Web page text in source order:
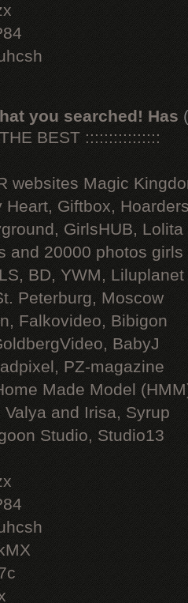
you searched! Has
BEST ::::::::::::::::
websites Magic
Heart, Giftbox,
GirlsHUB, Lolita
and 20000 photos
BD, YWM, Liluplanet
Peterburg, Moscow
Falkovideo, Bibigon
BabyJ
PZ-magazine
Made Model
and Irisa, Syrup
Studio, Studio13